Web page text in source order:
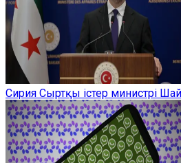
Сирия Сыртқы істер министрі